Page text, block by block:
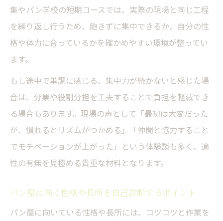
集やパン学校の短期コースでは、実際の現場と同じ工程
を繰り返し行うため、飽きずに集中できるか、自分の性
格や体力に合っているかを確かめやすい環境が整ってい
ます。
もし途中で単調に感じる、集中力が続かないと感じた場
合は、分業や役割分担を工夫することで負担を軽減でき
る場合もあります。現場の声として「最初は大変だった
が、慣れるとリズムがつかめる」「仲間と協力すること
でモチベーションが上がった」という体験談も多く、適
性の有無を見極める貴重な材料となります。
パン屋に向く性格や長所を自己診断するポイント
パン屋に向いている性格や長所には、コツコツと作業を